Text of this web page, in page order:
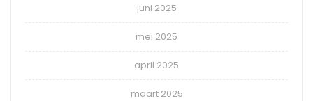
juni 2025
mei 2025
april 2025
maart 2025